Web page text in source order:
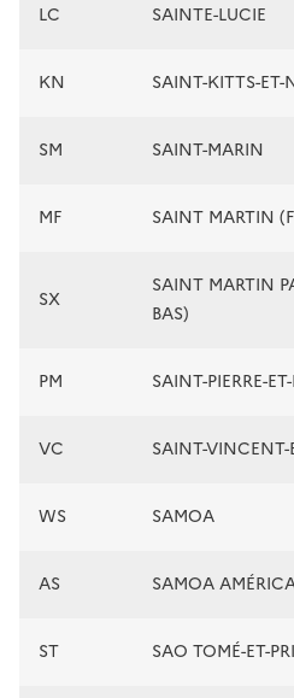
LC SAINTE-LUCIE
KN SAINT-KITTS-ET-
SM SAINT-MARIN
MF SAINT MARTIN
SX
SAINT MARTIN
BAS)
PM SAINT-PIERRE-
VC SAINT-VINCENT-
WS SAMOA
AS SAMOA
ST SAO TOMÉ-ET-